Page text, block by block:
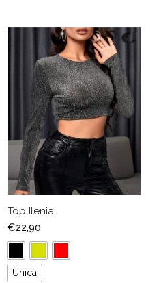
Top Ilenia
€22,90
Única